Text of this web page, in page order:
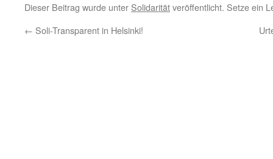
Dieser Beitrag wurde unter Solidaritätveröffentlicht. Setze ein
← Soli-Transparent in Helsinki!